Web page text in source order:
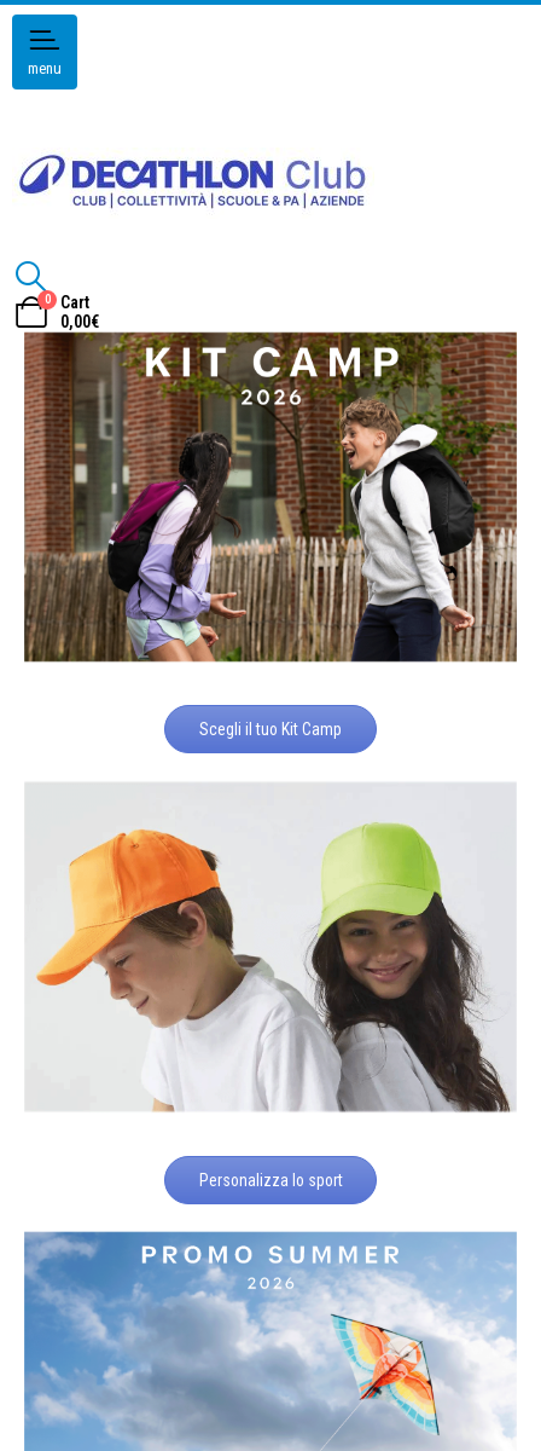
menu
0
Cart
0,00€
Scegli il tuo Kit Camp
Personalizza lo sport